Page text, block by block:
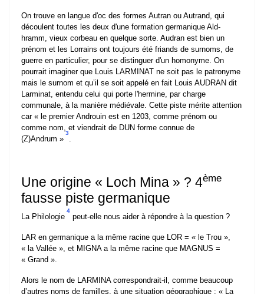
On trouve en langue d'oc des formes Autran ou Autrand, qui
découlent toutes les deux d'une formation germanique Ald-
hramm, vieux corbeau en quelque sorte. Audran est bien un
prénom et les Lorrains ont toujours été friands de surnoms, de
guerre en particulier, pour se distinguer d'un homonyme. On
pourrait imaginer que Louis LARMINAT ne soit pas le patronyme
mais le surnom et qu’il se soit appelé en fait Louis AUDRAN dit
Larminat, entendu celui qui porte l'hermine, par charge
communale, à la manière médiévale. Cette piste mérite attention
car « le premier Androuin est en 1203, comme prénom ou
comme nom, et viendrait de DUN forme connue de
(Z)Andrum »
3
Une origine « Loch Mina » ? 4ème
fausse piste germanique
La Philologie
4
peut-elle nous aider à répondre à la question ?
LAR en germanique a la même racine que LOR = « le Trou »,
« la Vallée », et MIGNA a la même racine que MAGNUS =
« Grand ».
Alors le nom de LARMINA correspondrait-il, comme beaucoup
d’autres noms de familles, à une situation géographique : « La